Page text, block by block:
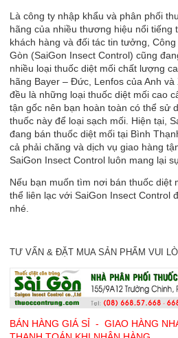
Là công ty nhập khẩu và phân phối
hãng của nhiều thương hiệu nổi tiếng
khách hàng và đối tác tin tưởng,
Gòn (SaiGon Insect Control) cũng
nhiều loại thuốc diệt mối chất lượng
hãng Bayer – Đức, Lenfos của Anh
đều là những loại thuốc diệt mối cao
tận gốc nên bạn hoàn toàn có thể sử
thuốc này để loại sạch mối. Hiện tại,
đang bán thuốc diệt mối tại Bình
cả phải chăng và dịch vụ giao hàng
SaiGon Insect Control luôn mang lại
Nếu bạn muốn tìm nơi bán thuốc diệt
thể liên lạc với SaiGon Insect Control
nhé.
TƯ VẤN & ĐẶT MUA SẢN PHẨM VUI
BÁN HÀNG GIÁ SỈ - GIAO HÀNG